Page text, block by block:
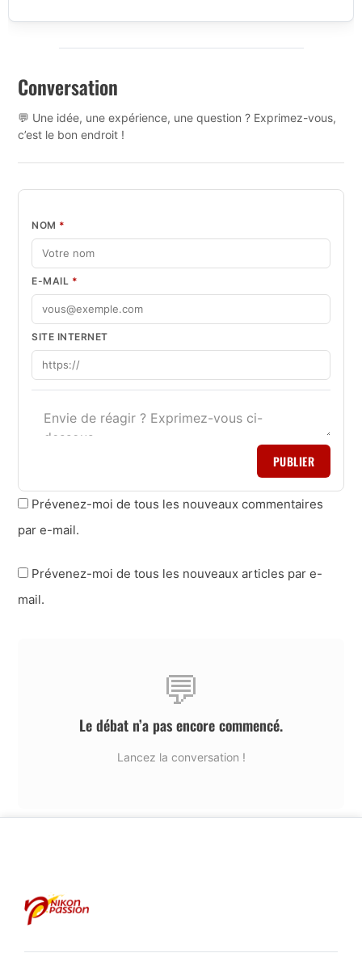
Conversation
💬 Une idée, une expérience, une question ? Exprimez-vous,
c’est le bon endroit !
NOM *
E-MAIL *
SITE INTERNET
PUBLIER
Prévenez-moi de tous les nouveaux commentaires
par e-mail.
Prévenez-moi de tous les nouveaux articles par e-
mail.
💬
Le débat n’a pas encore commencé.
Lancez la conversation !